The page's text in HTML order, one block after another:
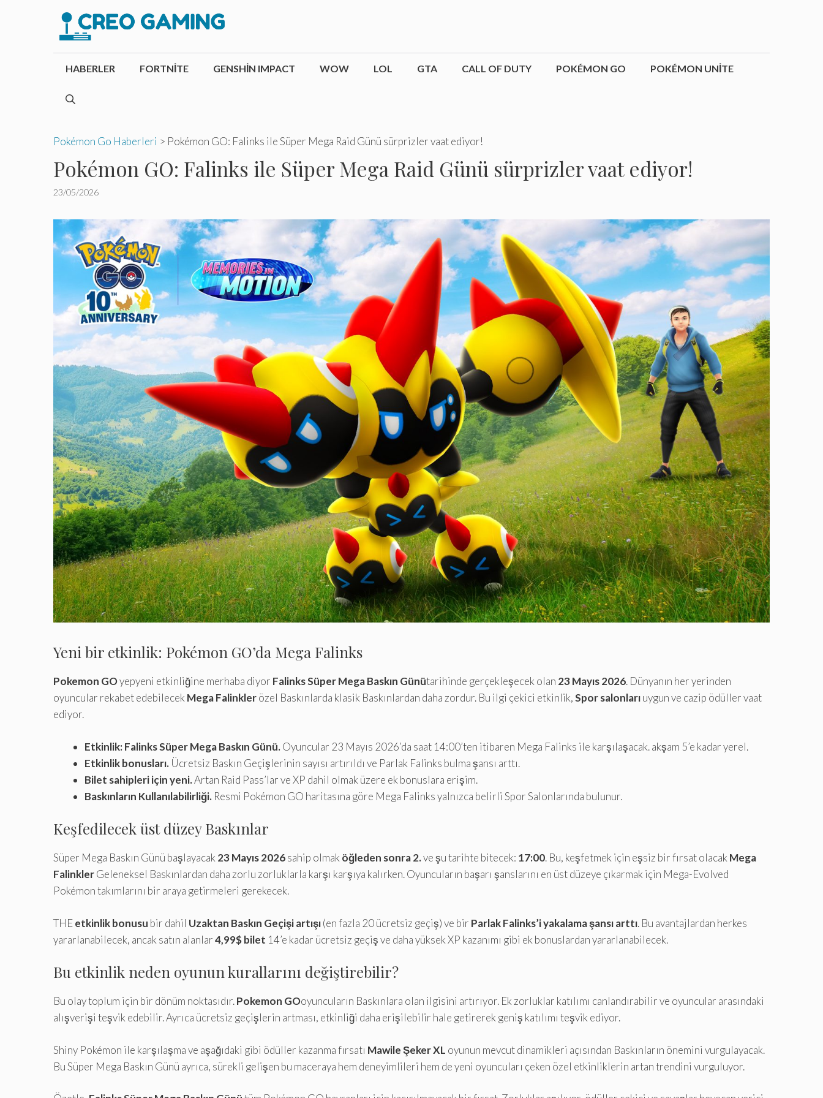
HABERLER FORTNITE GENSHIN IMPACT WOW LOL GTA CALL OF DUTY POKÉMON GO POKÉMON UNITE
Pokémon Go Haberleri > Pokémon GO: Falinks ile Süper Mega Raid Günü sürprizler vaat ediyor!
Pokémon GO: Falinks ile Süper Mega Raid Günü sürprizler vaat ediyor!
23/05/2026
Yeni bir etkinlik: Pokémon GO’da Mega Falinks
Pokemon GOyepyeni etkinliğine merhaba diyor Falinks Süper Mega Baskın Günütarihinde gerçekleşecek olan 23 Mayıs 2026. Dünyanın her yerinden
oyuncular rekabet edebilecek Mega Falinklerözel Baskınlarda klasik Baskınlardan daha zordur. Bu ilgi çekici etkinlik,Spor salonlarıuygun ve cazip ödüller vaat
ediyor.
Etkinlik: Falinks Süper Mega Baskın Günü.Oyuncular 23 Mayıs 2026’da saat 14:00’ten itibaren Mega Falinks ile karşılaşacak. akşam 5’e kadar yerel.
Etkinlik bonusları. Ücretsiz Baskın Geçişlerinin sayısı artırıldı ve Parlak Falinks bulma şansı arttı.
Bilet sahipleri için yeni.Artan Raid Pass’lar ve XP dahil olmak üzere ek bonuslara erişim.
Baskınların Kullanılabilirliği. Resmi Pokémon GO haritasına göre Mega Falinks yalnızca belirli Spor Salonlarında bulunur.
Keşfedilecek üst düzey Baskınlar
Süper Mega Baskın Günü başlayacak 23 Mayıs 2026sahip olmak öğleden sonra 2.ve şu tarihte bitecek: 17:00. Bu, keşfetmek için eşsiz bir fırsat olacak Mega
FalinklerGeleneksel Baskınlardan daha zorlu zorluklarla karşı karşıya kalırken. Oyuncuların başarı şanslarını en üst düzeye çıkarmak için Mega-Evolved
Pokémon takımlarını bir araya getirmeleri gerekecek.
THEetkinlik bonusu bir dahil Uzaktan Baskın Geçişi artışı(en fazla 20 ücretsiz geçiş) ve bir Parlak Falinks’i yakalama şansı arttı. Bu avantajlardan herkes
yararlanabilecek, ancak satın alanlar4,99$ bilet 14’e kadar ücretsiz geçiş ve daha yüksek XP kazanımı gibi ek bonuslardan yararlanabilecek.
Bu etkinlik neden oyunun kurallarını değiştirebilir?
Bu olay toplum için bir dönüm noktasıdır.Pokemon GOoyuncuların Baskınlara olan ilgisini artırıyor. Ek zorluklar katılımı canlandırabilir ve oyuncular arasındaki
alışverişi teşvik edebilir. Ayrıca ücretsiz geçişlerin artması, etkinliği daha erişilebilir hale getirerek geniş katılımı teşvik ediyor.
Shiny Pokémon ile karşılaşma ve aşağıdaki gibi ödüller kazanma fırsatı Mawile Şeker XL oyunun mevcut dinamikleri açısından Baskınların önemini vurgulayacak.
Bu Süper Mega Baskın Günü ayrıca, sürekli gelişen bu maceraya hem deneyimlileri hem de yeni oyuncuları çeken özel etkinliklerin artan trendini vurguluyor.